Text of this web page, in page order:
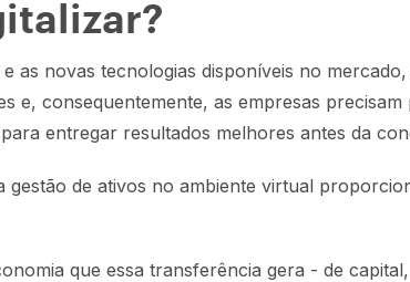
as novas tecnologias disponíveis no
e, consequentemente, as empresas precisam
entregar resultados melhores antes da
gestão de ativos no ambiente virtual
que essa transferência gera - de capital,